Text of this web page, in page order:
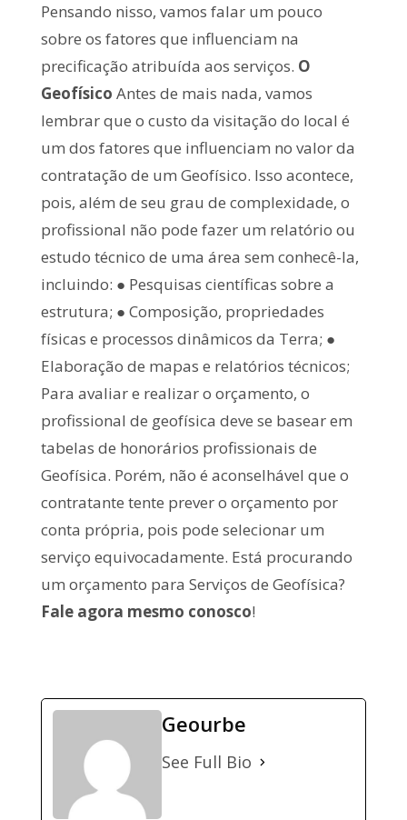
Pensando nisso, vamos falar um pouco
sobre os fatores que influenciam na
precificação atribuída aos serviços. O
Geofísico Antes de mais nada, vamos
lembrar que o custo da visitação do local é
um dos fatores que influenciam no valor da
contratação de um Geofísico. Isso acontece,
pois, além de seu grau de complexidade, o
profissional não pode fazer um relatório ou
estudo técnico de uma área sem conhecê-la,
incluindo: ● Pesquisas científicas sobre a
estrutura; ● Composição, propriedades
físicas e processos dinâmicos da Terra; ●
Elaboração de mapas e relatórios técnicos;
Para avaliar e realizar o orçamento, o
profissional de geofísica deve se basear em
tabelas de honorários profissionais de
Geofísica. Porém, não é aconselhável que o
contratante tente prever o orçamento por
conta própria, pois pode selecionar um
serviço equivocadamente. Está procurando
um orçamento para Serviços de Geofísica?
Fale agora mesmo conosco!
Geourbe
See Full Bio